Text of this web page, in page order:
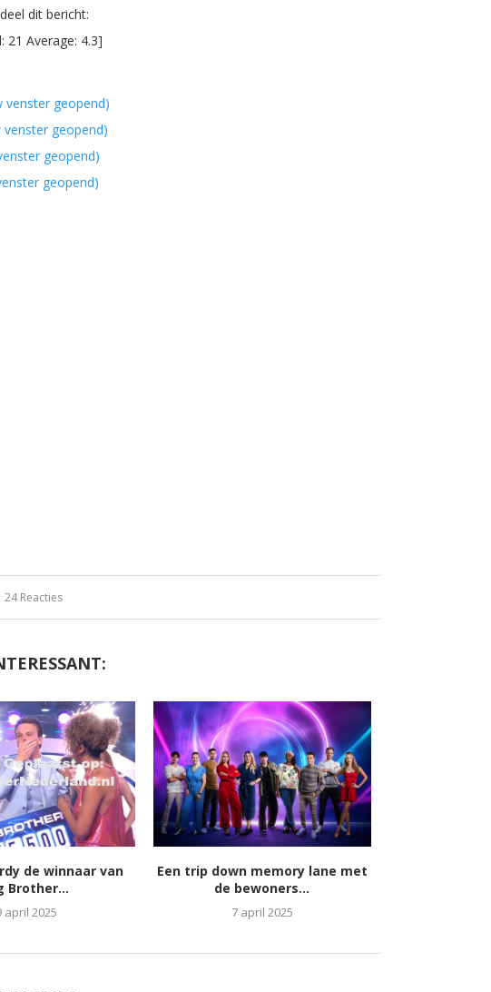
dit bericht:
21 Average: 4.3]
venster geopend)
geopend)
geopend)
geopend)
24 Reacties
de winnaar van
Brother...
april 2025
Een trip down memory lane met
de bewoners...
7 april 2025